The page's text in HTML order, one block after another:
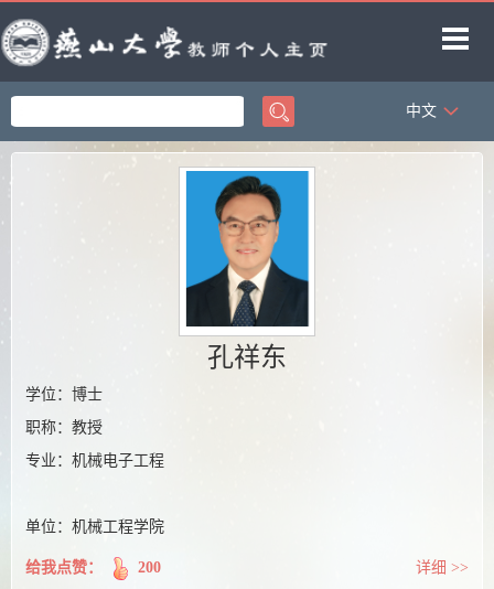
首页
科学研究
中文
孔祥东
学位：博士
职称：教授
专业：机械电子工程
单位：机械工程学院
给我点赞： 200 详细 >>